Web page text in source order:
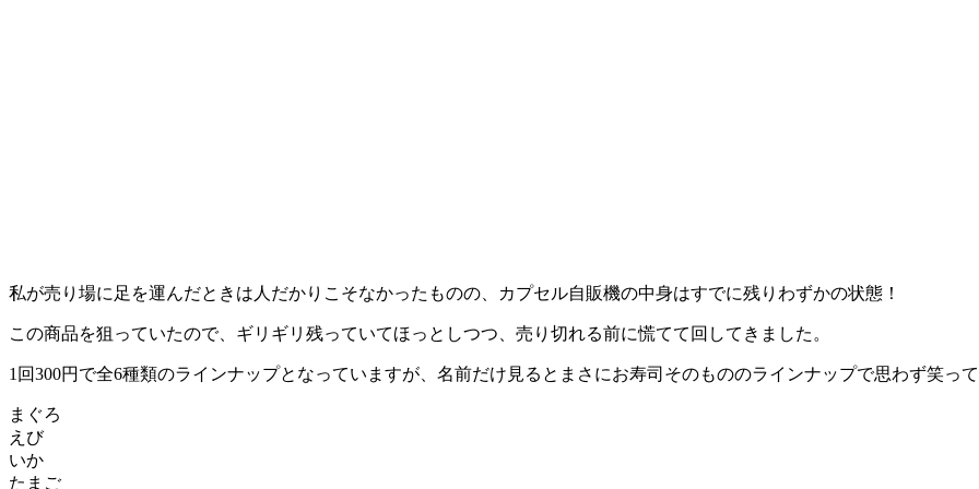
私が売り場に足を運んだときは人だかりこそなかったものの、カプセル自販機の中身はすでに残りわずかの状態！
この商品を狙っていたので、ギリギリ残っていてほっとしつつ、売り切れる前に慌てて回してきました。
1回300円で全6種類のラインナップとなっていますが、名前だけ見るとまさにお寿司そのもののラインナップで思わず笑って
まぐろ
えび
いか
たまご